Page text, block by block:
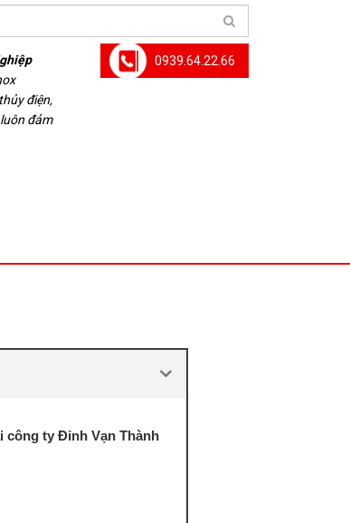
điện,
đảm
0939.64.22.66
công ty Đỉnh Vạn Thành